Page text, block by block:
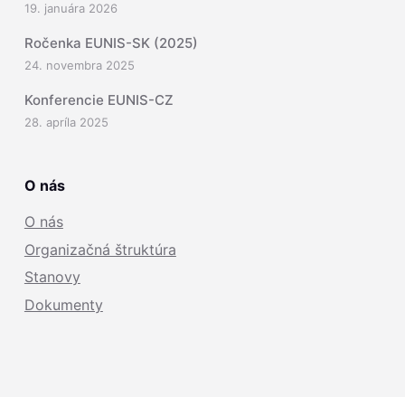
19. januára 2026
Ročenka EUNIS-SK (2025)
24. novembra 2025
Konferencie EUNIS-CZ
28. apríla 2025
O nás
O nás
Organizačná štruktúra
Stanovy
Dokumenty